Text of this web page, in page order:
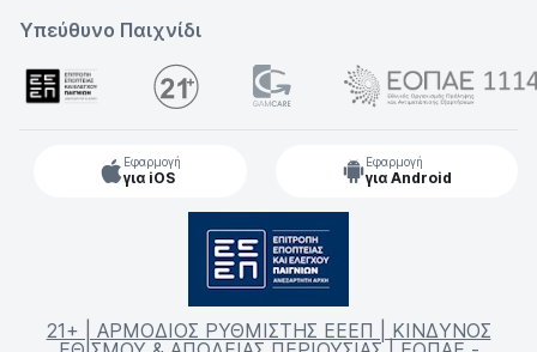
Υπεύθυνο Παιχνίδι
Εφαρμογή
για iOS
Εφαρμογή
για Android
21+ | ΑΡΜΟΔΙΟΣ ΡΥΘΜΙΣΤΗΣ ΕΕΕΠ | ΚΙΝΔΥΝΟΣ